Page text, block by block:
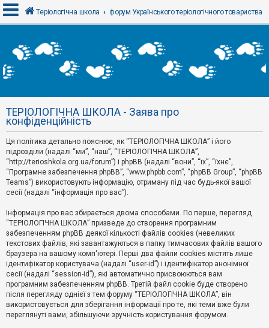
х
і
Р
е
с
т
р
а
ц
і
я
Т
е
м
и
б
е
з
в
і
д
о
Теріологічна школа форум Українського теріологічного товариства
ТЕРІОЛОГІЧНА ШКОЛА - Заява про
конфіденційність
Ця політика детально пояснює, як “ТЕРІОЛОГІЧНА ШКОЛА” і його
підрозділи (надалі “ми”, “наш”, “ТЕРІОЛОГІЧНА ШКОЛА”,
“http://terioshkola.org.ua/forum”) і phpBB (надалі “вони”, “їх”, “їхнє”,
“Програмне забезпечення phpBB”, “www.phpbb.com”, “phpBB Group”, “phpBB
Teams”) використовують інформацію, отриману під час будь-якої вашої
сесії (надалі “інформація про вас”).
Інформація про вас збирається двома способами. По перше, перегляд
“ТЕРІОЛОГІЧНА ШКОЛА” призведе до створення програмним
забезпеченням phpBB деякої кількості файлів cookies (невеликих
текстових файлів, які завантажуються в папку тимчасових файлів вашого
браузера на вашому комп'ютері. Перші два файли cookies містять лише
ідентифікатор користувача (надалі “user-id”) і ідентифікатор анонімної
сесії (надалі “session-id”), які автоматично присвоюються вам
програмним забезпеченням phpBB. Третій файл cookie буде створено
після перегляду однієї з тем форуму “ТЕРІОЛОГІЧНА ШКОЛА”, він
використовується для зберігання інформації про те, які теми вже були
переглянуті вами, збільшуючи зручність користування форумом.